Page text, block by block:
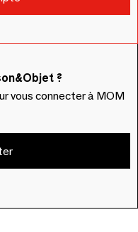
?
vous connecter à MOM